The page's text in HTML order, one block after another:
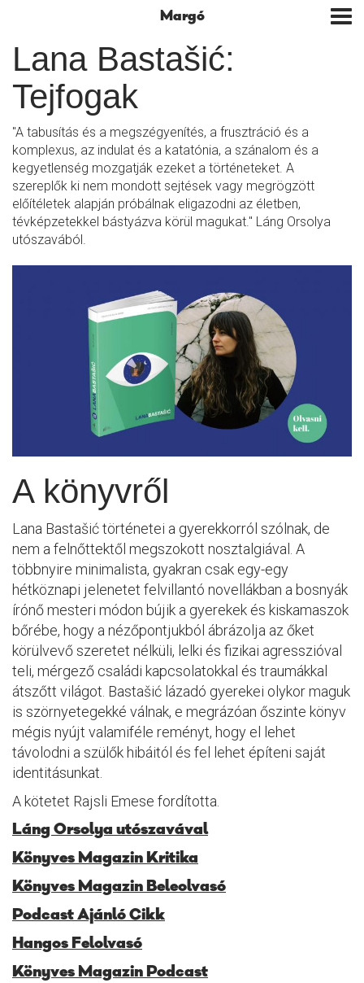
Margó
Lana Bastašić:
Tejfogak
"A tabusítás és a megszégyenítés, a frusztráció és a
komplexus, az indulat és a katatónia, a szánalom és a
kegyetlenség mozgatják ezeket a történeteket. A
szereplők ki nem mondott sejtések vagy megrögzött
előítéletek alapján próbálnak eligazodni az életben,
tévképzetekkel bástyázva körül magukat." Láng Orsolya
utószavából.
A könyvről
Lana Bastašić történetei a gyerekkorról szólnak, de
nem a felnőttektől megszokott nosztalgiával. A
többnyire minimalista, gyakran csak egy-egy
hétköznapi jelenetet felvillantó novellákban a bosnyák
írónő mesteri módon bújik a gyerekek és kiskamaszok
bőrébe, hogy a nézőpontjukból ábrázolja az őket
körülvevő szeretet nélküli, lelki és fizikai agresszióval
teli, mérgező családi kapcsolatokkal és traumákkal
átszőtt világot. Bastašić lázadó gyerekei olykor maguk
is szörnyetegekké válnak, e megrázóan őszinte könyv
mégis nyújt valamiféle reményt, hogy el lehet
távolodni a szülők hibáitól és fel lehet építeni saját
identitásunkat.
A kötetet Rajsli Emese fordította.
Láng Orsolya utószavával
Könyves Magazin Kritika
Könyves Magazin Beleolvasó
Podcast Ajánló Cikk
Hangos Felolvasó
Könyves Magazin Podcast